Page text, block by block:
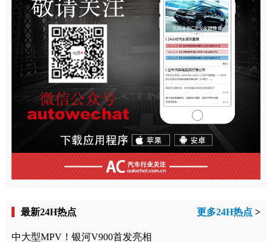
最新24H热点 更多24H热点 >
中大型MPV！银河V900首发亮相